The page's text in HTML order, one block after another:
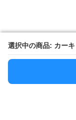
選択中の商品: カーキ
選択中の商品: カーキ